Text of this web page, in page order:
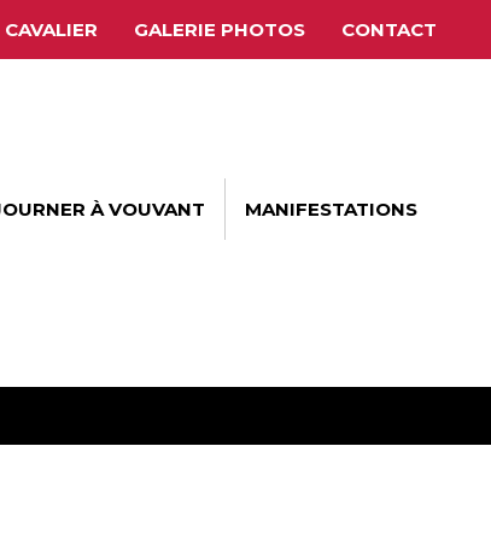
GALERIE PHOTOS CONTACT
À VOUVANT MANIFESTATIONS